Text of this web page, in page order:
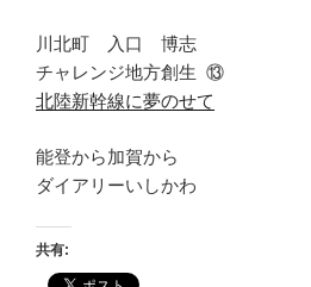
川北町 入口 博志
チャレンジ地方創生 ⑬
北陸新幹線に夢のせて
能登から加賀から
ダイアリーいしかわ
共有: